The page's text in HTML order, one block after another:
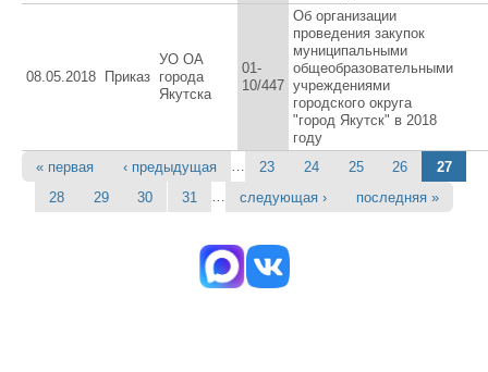
08.05.2018 Приказ
УО ОА
города
Якутска
01-
10/447
Об организации
проведения закупок
муниципальными
общеобразовательными
учреждениями
городского округа
"город Якутск" в 2018
году
Страницы
« первая ‹ предыдущая 23 24 25 26
27
28
29 30 31 следующая › последняя »